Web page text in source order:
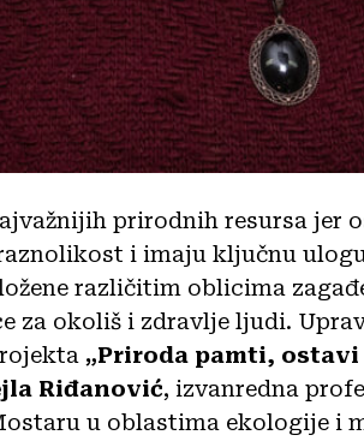
prirodnih resursa jer
i imaju ključnu
različitim oblicima
za okoliš i zdravlje ljudi.
„Priroda pamti,
Riđanović, izvanredna
u oblastima ekologije i